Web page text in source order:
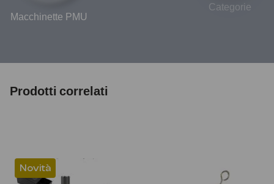
Macchinette PMU
Categorie
Prodotti correlati
Novità